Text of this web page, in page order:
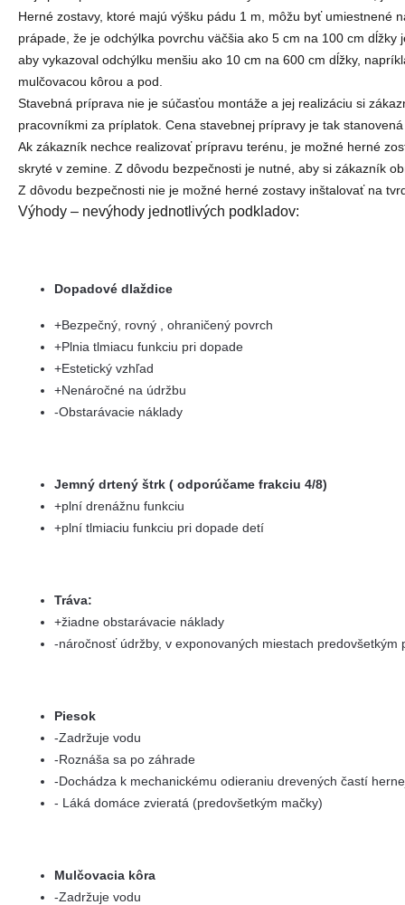
Herné zostavy, ktoré majú výšku pádu 1 m, môžu byť
prápade, že je odchýlka povrchu väčšia ako 5 cm na 100 cm
aby vykazoval odchýlku menšiu ako 10 cm na 600 cm dĺžky,
mulčovacou kôrou a pod.
Stavebná príprava nie je súčasťou montáže a jej realizáciu si
pracovníkmi za príplatok. Cena stavebnej prípravy je tak
Ak zákazník nechce realizovať prípravu terénu, je možné herné
skryté v zemine. Z dôvodu bezpečnosti je nutné, aby si zákazník
Z dôvodu bezpečnosti nie je možné herné zostavy inštalovať na
Výhody – nevýhody jednotlivých podkladov:
Dopadové dlaždice
+Bezpečný, rovný , ohraničený povrch
+Plnia tlmiacu funkciu pri dopade
+Estetický vzhľad
+Nenáročné na údržbu
-Obstarávacie náklady
Jemný drtený štrk ( odporúčame frakciu 4/8)
+plní drenážnu funkciu
+plní tlmiaciu funkciu pri dopade detí
Tráva:
+žiadne obstarávacie náklady
-náročnosť údržby, v exponovaných miestach
Piesok
-Zadržuje vodu
-Roznáša sa po záhrade
-Dochádza k mechanickému odieraniu drevených častí
- Láká domáce zvieratá (predovšetkým mačky)
Mulčovacia kôra
-Zadržuje vodu